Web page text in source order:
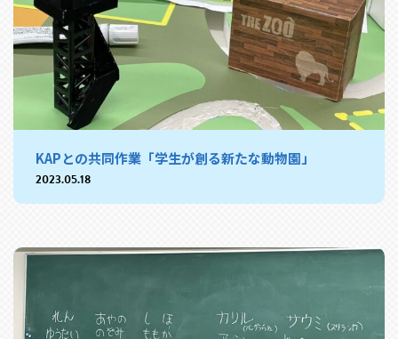
KAPとの共同作業「学生が創る新たな動物園」
2023.05.18